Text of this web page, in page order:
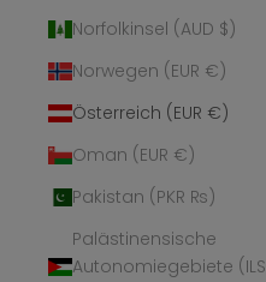
Norfolkinsel (AUD $)
Norwegen (EUR €)
Österreich (EUR €)
Oman (EUR €)
Pakistan (PKR ₨)
Palästinensische
Autonomiegebiete (ILS